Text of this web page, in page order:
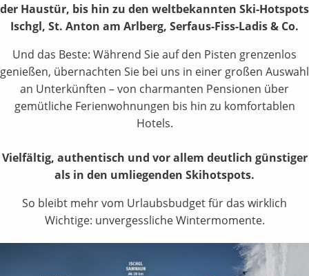
der Haustür, bis hin zu den weltbekannten Ski-Hotspots
Ischgl, St. Anton am Arlberg, Serfaus-Fiss-Ladis & Co.
Und das Beste: Während Sie auf den Pisten grenzenlos
genießen, übernachten Sie bei uns in einer großen Auswahl
an Unterkünften – von charmanten Pensionen über
gemütliche Ferienwohnungen bis hin zu komfortablen
Hotels.
Vielfältig, authentisch und vor allem deutlich günstiger
als in den umliegenden Skihotspots.
So bleibt mehr vom Urlaubsbudget für das wirklich
Wichtige: unvergessliche Wintermomente.